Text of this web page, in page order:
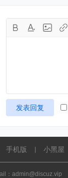
发表回复
手机版 小黑屋
：admin@discuz.vip